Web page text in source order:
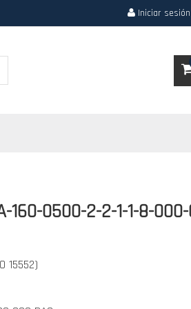
Iniciar sesión
160-0500-2-2-1-1-8-
15552)